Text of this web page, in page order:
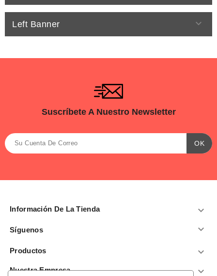
Left Banner 
Suscríbete A Nuestro Newsletter
Información De La Tienda 
Síguenos 
Productos 
Nuestra Empresa 